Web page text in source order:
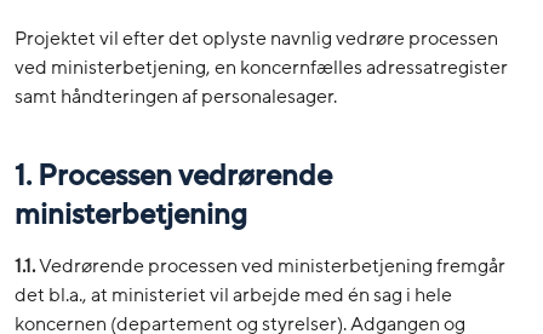
Projektet vil efter det oplyste navnlig vedrøre processen
ved ministerbetjening, en koncernfælles adressatregister
samt håndteringen af personalesager.
1. Processen vedrørende
ministerbetjening
1.1.Vedrørende processen ved ministerbetjening fremgår
det bl.a., at ministeriet vil arbejde med én sag i hele
koncernen (departement og styrelser). Adgangen og